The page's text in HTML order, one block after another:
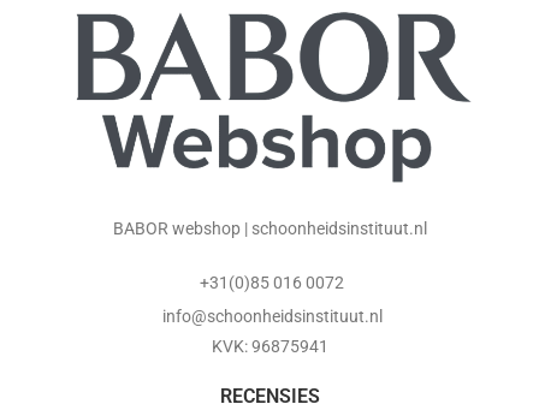
BABOR webshop | schoonheidsinstituut.nl
+31(0)85 016 0072
info@schoonheidsinstituut.nl
KVK: 96875941
RECENSIES